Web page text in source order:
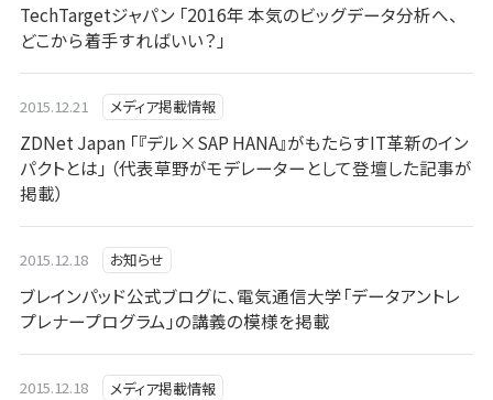
TechTargetジャパン 「2016年 本気のビッグデータ分析へ、
どこから着手すればいい？」
2015.12.21 メディア掲載情報
ZDNet Japan 「『デル×SAP HANA』がもたらすIT革新のイン
パクトとは」 （代表草野がモデレーターとして登壇した記事が
掲載）
2015.12.18 お知らせ
ブレインパッド公式ブログに、電気通信大学「データアントレ
プレナープログラム」の講義の模様を掲載
2015.12.18 メディア掲載情報